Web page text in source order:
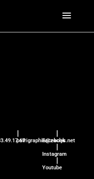
Menu
patrigraphia@zaclys.net
Facebook
Instagram
Youtube